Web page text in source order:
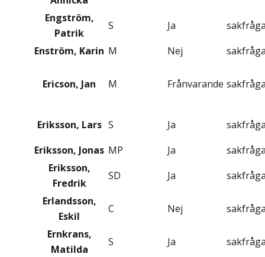
Engström,
Patrik
S Ja
Enström, Karin M Nej
Ericson, Jan M Frånvarande
Eriksson, Lars S Ja
Eriksson, Jonas MP Ja
Eriksson,
Fredrik
SD Ja
Erlandsson,
Eskil
C Nej
Ernkrans,
Matilda
S Ja